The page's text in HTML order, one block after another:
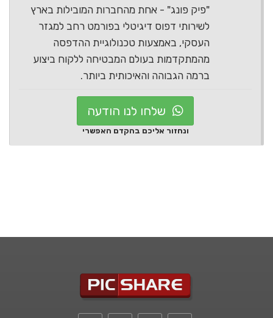
"פיק פונג" - אחת מהחברות המובילות בארץ
לשירותי דפוס דיגיטלי בפורמט רחב למגזר
העסקי, באמצעות טכנולוגיית ההדפסה
מהמתקדמות בעולם המבטיחה ללקוח ביצוע
ברמה הגבוהה והאיכותית ביותר.
שלחו לנו הודעה
ונחזור אליכם בהקדם האפשרי